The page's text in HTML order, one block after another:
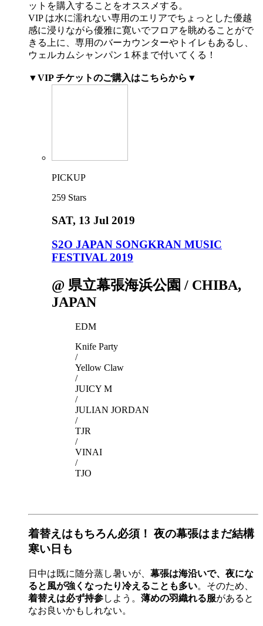
ットを購入することをオススメする。
VIP は水に濡れない専用のエリアでちょっとした優越
感に浸りながら優雅に寛いでフロアを眺めることがで
きる上に、専用のバーカウンターやトイレもあるし、
ウェルカムシャンパン１杯まで付いてくる！
▼VIP チケットのご購入はこちらから▼
PICKUP
259 Stars
SAT, 13 Jul 2019
S2O JAPAN SONGKRAN MUSIC
FESTIVAL 2019
@ 県立幕張海浜公園 / CHIBA,
JAPAN
EDM
Knife Party
/
Yellow Claw
/
JUICY M
/
JULIAN JORDAN
/
TJR
/
VINAI
/
TJO
着替えはもちろん必須！ 夜の幕張はまだ結構
寒い日も
日中は既に随分蒸し暑いが、 幕張は海沿いで、夜にな
ると風が強くなったり冷えることも多い。そのため、
着替えは必ず持参しよう。 薄めの羽織れる服があると
なお良いかもしれない。